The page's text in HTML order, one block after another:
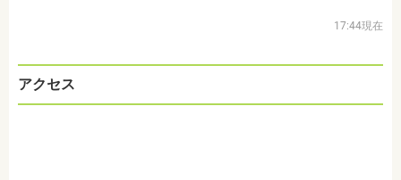
17:44現在
アクセス